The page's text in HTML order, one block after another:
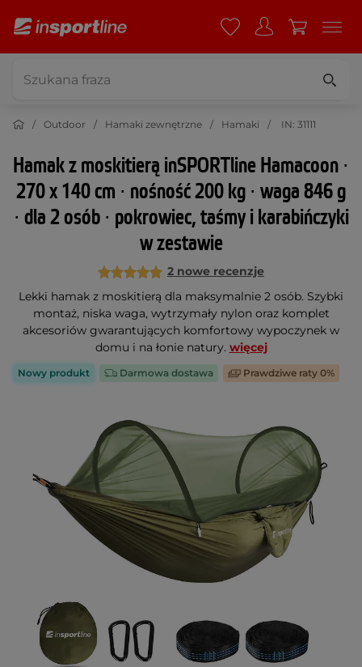
Outdoor Hamaki zewnętrzne Hamaki IN: 31111
Hamak z moskitierą inSPORTline Hamacoon ∙
270 x 140 cm ∙ nośność 200 kg ∙ waga 846 g
∙ dla 2 osób ∙ pokrowiec, taśmy i karabińczyki
w zestawie
2 nowe recenzje
Lekki hamak z moskitierą dla maksymalnie 2 osób. Szybki
montaż, niska waga, wytrzymały nylon oraz komplet
akcesoriów gwarantujących komfortowy wypoczynek w
domu i na łonie natury. więcej
Nowy produkt Darmowa dostawa Prawdziwe raty 0%